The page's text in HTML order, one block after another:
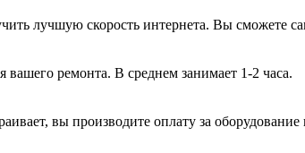
лучшую скорость интернета. Вы сможете
ремонта. В среднем занимает 1-2 часа.
вы производите оплату за